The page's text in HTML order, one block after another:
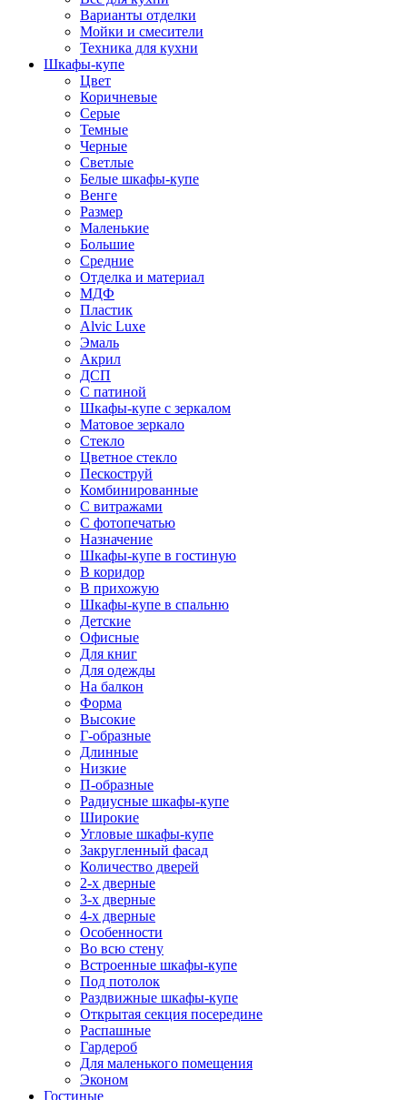
Варианты отделки
Мойки и смесители
Техника для кухни
Шкафы-купе
Цвет
Коричневые
Серые
Темные
Черные
Светлые
Белые шкафы-купе
Венге
Размер
Маленькие
Большие
Средние
Отделка и материал
МДФ
Пластик
Alvic Luxe
Эмаль
Акрил
ДСП
С патиной
Шкафы-купе с зеркалом
Матовое зеркало
Стекло
Цветное стекло
Пескоструй
Комбинированные
С витражами
С фотопечатью
Назначение
Шкафы-купе в гостиную
В коридор
В прихожую
Шкафы-купе в спальню
Детские
Офисные
Для книг
Для одежды
На балкон
Форма
Высокие
Г-образные
Длинные
Низкие
П-образные
Радиусные шкафы-купе
Широкие
Угловые шкафы-купе
Закругленный фасад
Количество дверей
2-х дверные
3-х дверные
4-х дверные
Особенности
Во всю стену
Встроенные шкафы-купе
Под потолок
Раздвижные шкафы-купе
Открытая секция посередине
Распашные
Гардероб
Для маленького помещения
Эконом
Гостиные